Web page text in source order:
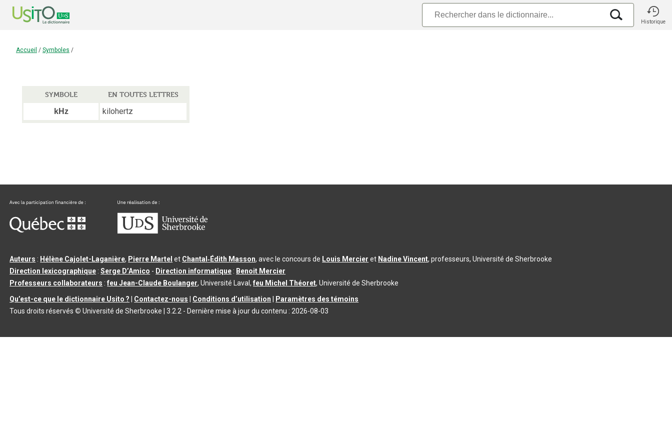
Historique
Accueil / Symboles /
SYMBOLE
EN TOUTES LETTRES
kHz
kilohertz
Auteurs : Hélène Cajolet-Laganière, Pierre Martel et Chantal‑Édith Masson, avec le concours de Louis Mercier et Nadine Vincent, professeurs, Université de Sherbrooke
Direction lexicographique :Serge D’Amico - Direction informatique : Benoit Mercier
Professeurs collaborateurs :feu Jean-Claude Boulanger, Université Laval,feu Michel Théoret, Université de Sherbrooke
Qu’est-ce que le dictionnaire Usito ?
Contactez-nous Conditions d’utilisation
Paramètres des témoins
Tous droits réservés © Université de Sherbrooke |3.2.2 - Dernière mise à jour du contenu : 2026-08-03